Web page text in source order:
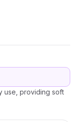
use, providing soft